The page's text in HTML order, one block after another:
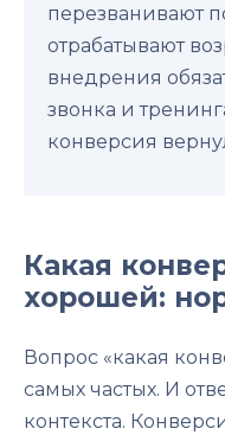
перезванивают
отрабатывают
внедрения
звонка и
конверсия
Какая
хорошей:
Вопрос «какая
самых частых. И
контекста.